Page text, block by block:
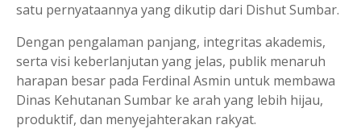
satu pernyataannya yang dikutip dari Dishut Sumbar.
Dengan pengalaman panjang, integritas akademis,
serta visi keberlanjutan yang jelas, publik menaruh
harapan besar pada Ferdinal Asmin untuk membawa
Dinas Kehutanan Sumbar ke arah yang lebih hijau,
produktif, dan menyejahterakan rakyat.